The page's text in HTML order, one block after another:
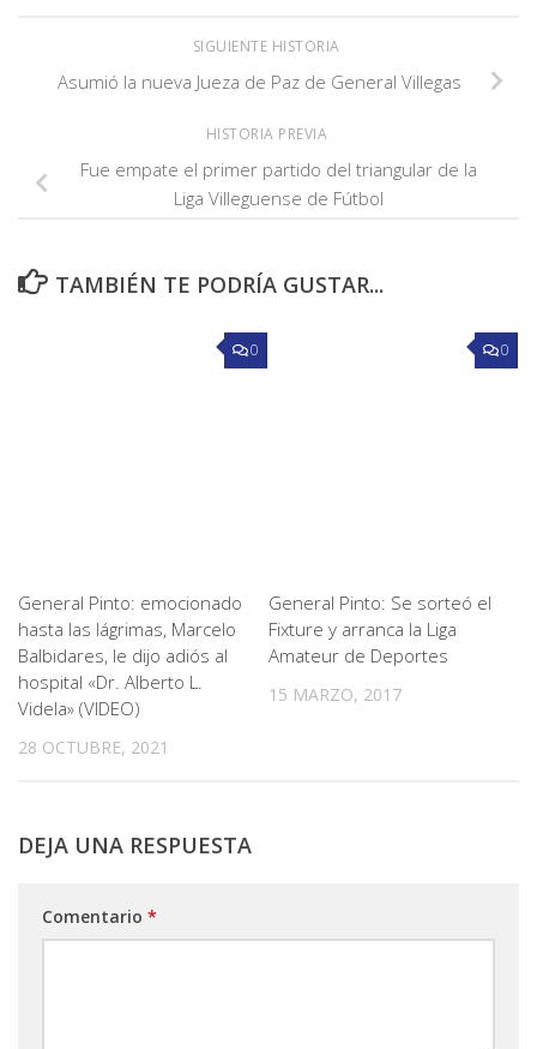
SIGUIENTE HISTORIA
Asumió la nueva Jueza de Paz de General Villegas
HISTORIA PREVIA
Fue empate el primer partido del triangular de la
Liga Villeguense de Fútbol
TAMBIÉN TE PODRÍA GUSTAR...
0
General Pinto: emocionado
hasta las lágrimas, Marcelo
Balbidares, le dijo adiós al
hospital «Dr. Alberto L.
Videla» (VIDEO)
28 OCTUBRE, 2021
0
General Pinto: Se sorteó el
Fixture y arranca la Liga
Amateur de Deportes
15 MARZO, 2017
DEJA UNA RESPUESTA
Comentario *